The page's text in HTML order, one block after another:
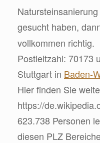
gesucht haben,
vollkommen richtig.
Postleitzahl: 70173
Stuttgart in Baden-
Hier finden Sie
https://
623.738 Personen
diesen PLZ